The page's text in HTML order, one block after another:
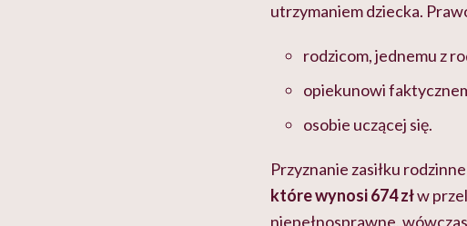
utrzymaniem dziecka.
rodzicom, jednemu z
opiekunowi
osobie uczącej się.
Przyznanie zasiłku
które wynosi 674 złw
niepełnosprawne,